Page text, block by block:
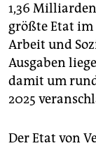
1,36
größte Etat
Arbeit und
Ausgaben
damit um
2025
Der Etat von